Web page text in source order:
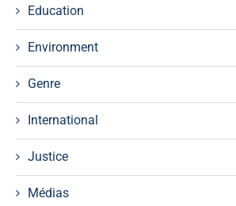
Education
Environment
Genre
International
Justice
Médias